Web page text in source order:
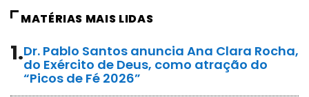
MATÉRIAS MAIS LIDAS
1.Dr. Pablo Santos anuncia Ana Clara Rocha,
do Exército de Deus, como atração do
“Picos de Fé 2026”